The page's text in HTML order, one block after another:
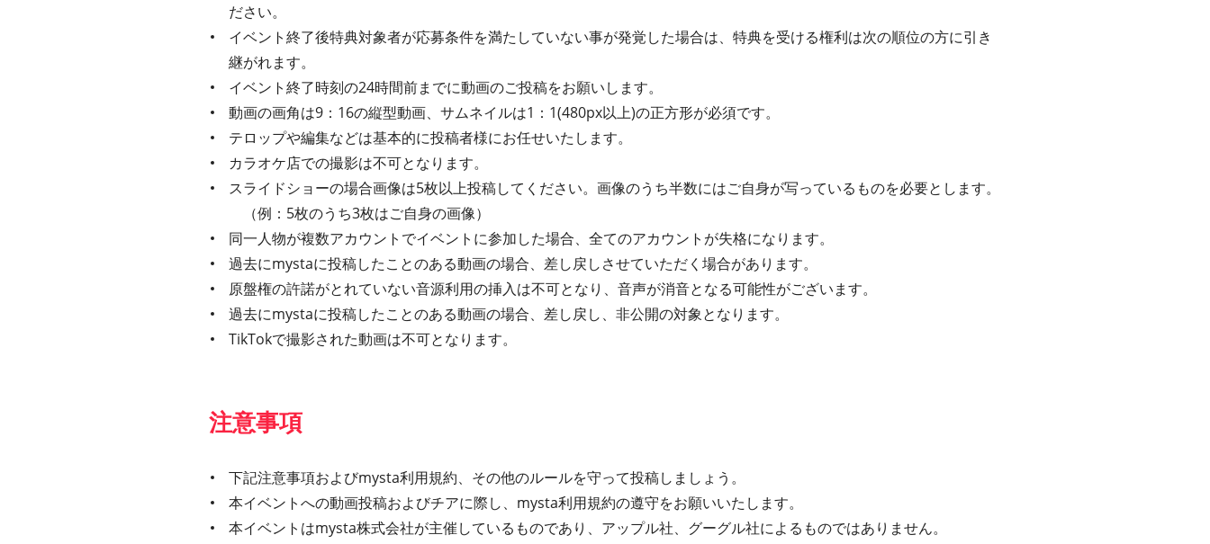
ださい。
イベント終了後特典対象者が応募条件を満たしていない事が発覚した場合は、特典を受ける権利は次の順位の方に引き
継がれます。
イベント終了時刻の24時間前までに動画のご投稿をお願いします。
動画の画角は9：16の縦型動画、サムネイルは1：1(480px以上)の正方形が必須です。
テロップや編集などは基本的に投稿者様にお任せいたします。
カラオケ店での撮影は不可となります。
スライドショーの場合画像は5枚以上投稿してください。画像のうち半数にはご自身が写っているものを必要とします。
（例：5枚のうち3枚はご自身の画像）
同一人物が複数アカウントでイベントに参加した場合、全てのアカウントが失格になります。
過去にmystaに投稿したことのある動画の場合、差し戻しさせていただく場合があります。
原盤権の許諾がとれていない音源利用の挿入は不可となり、音声が消音となる可能性がございます。
過去にmystaに投稿したことのある動画の場合、差し戻し、非公開の対象となります。
TikTokで撮影された動画は不可となります。
注意事項
下記注意事項およびmysta利用規約、その他のルールを守って投稿しましょう。
本イベントへの動画投稿およびチアに際し、mysta利用規約の遵守をお願いいたします。
本イベントはmysta株式会社が主催しているものであり、アップル社、グーグル社によるものではありません。